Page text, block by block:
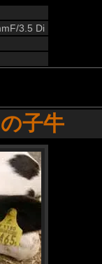
3.5 Di
子牛